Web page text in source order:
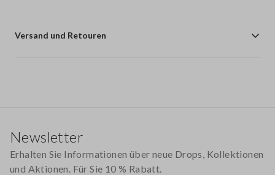
Versand und Retouren
Newsletter
Erhalten Sie Informationen über neue Drops, Kollektionen
und Aktionen. Für Sie 10 % Rabatt.